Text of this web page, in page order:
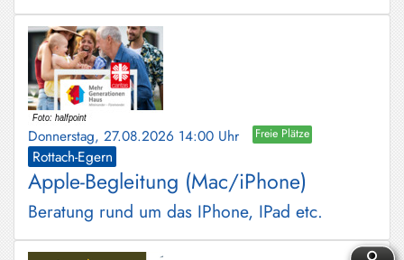
Donnerstag, 27.08.2026 14:00 Uhr Freie Plätze
Rottach-Egern
Apple-Begleitung (Mac/iPhone)
Beratung rund um das IPhone, IPad etc.